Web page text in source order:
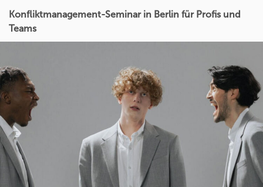
Konfliktmanagement-Seminar in Berlin für Profis und
Teams